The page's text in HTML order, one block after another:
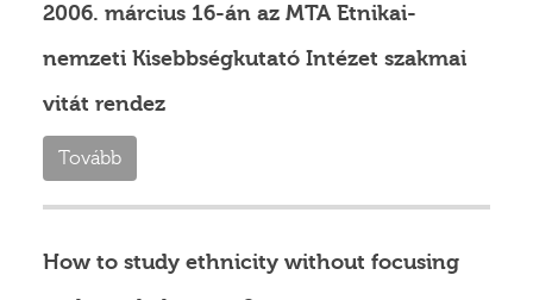
2006. március 16-án az MTA Etnikai-
nemzeti Kisebbségkutató Intézet szakmai
vitát rendez
Tovább
How to study ethnicity without focusing